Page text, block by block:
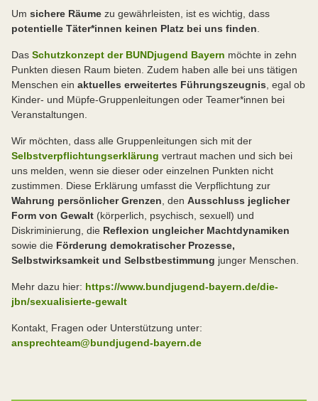
Um sichere Räume zu gewährleisten, ist es wichtig, dass
potentielle Täter*innen keinen Platz bei uns finden
Das Schutzkonzept der BUNDjugend Bayern möchte in zehn
Punkten diesen Raum bieten. Zudem haben alle bei uns tätigen
Menschen ein aktuelles erweitertes Führungszeugnis , egal ob
Kinder- und Müpfe-Gruppenleitungen oder Teamer*innen bei
Veranstaltungen.
Wir möchten, dass alle Gruppenleitungen sich mit der
Selbstverpflichtungserklärung vertraut machen und sich bei
uns melden, wenn sie dieser oder einzelnen Punkten nicht
zustimmen. Diese Erklärung umfasst die Verpflichtung zur
Wahrung persönlicher Grenzen , den Ausschluss jeglicher
Form von Gewalt (körperlich, psychisch, sexuell) und
Diskriminierung, die Reflexion ungleicher Machtdynamiken
sowie die Förderung demokratischer Prozesse,
Selbstwirksamkeit und Selbstbestimmung junger Menschen.
Mehr dazu hier: https://www.bundjugend-bayern.de/die-
jbn/sexualisierte-gewalt
Kontakt, Fragen oder Unterstützung unter:
ansprechteam@bundjugend-bayern.de